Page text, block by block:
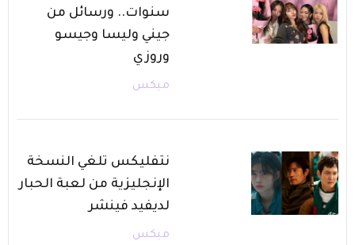
سنوات.. ورسائل من
جيني وليسا وجيسو
وروزي
ميكس
نتفليكس تلغي النسخة
الإنجليزية من لعبة الحبار
لديفيد فينشر
ميكس